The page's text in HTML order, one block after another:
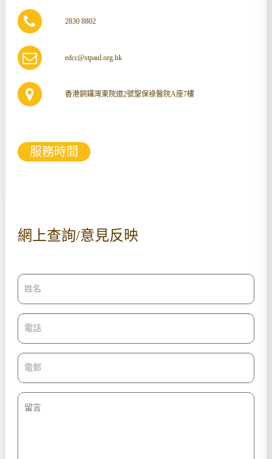
2830 8802
edcc@stpaul.org.hk
香港銅鑼灣東院道2號聖保祿醫院A座7樓
服務時間
網上查詢/意見反映